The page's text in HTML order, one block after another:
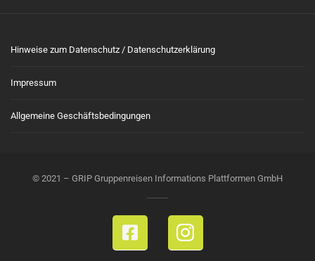
Hinweise zum Datenschutz / Datenschutzerklärung
Impressum
Allgemeine Geschäftsbedingungen
© 2021 – GRIP Gruppenreisen Informations Plattformen GmbH